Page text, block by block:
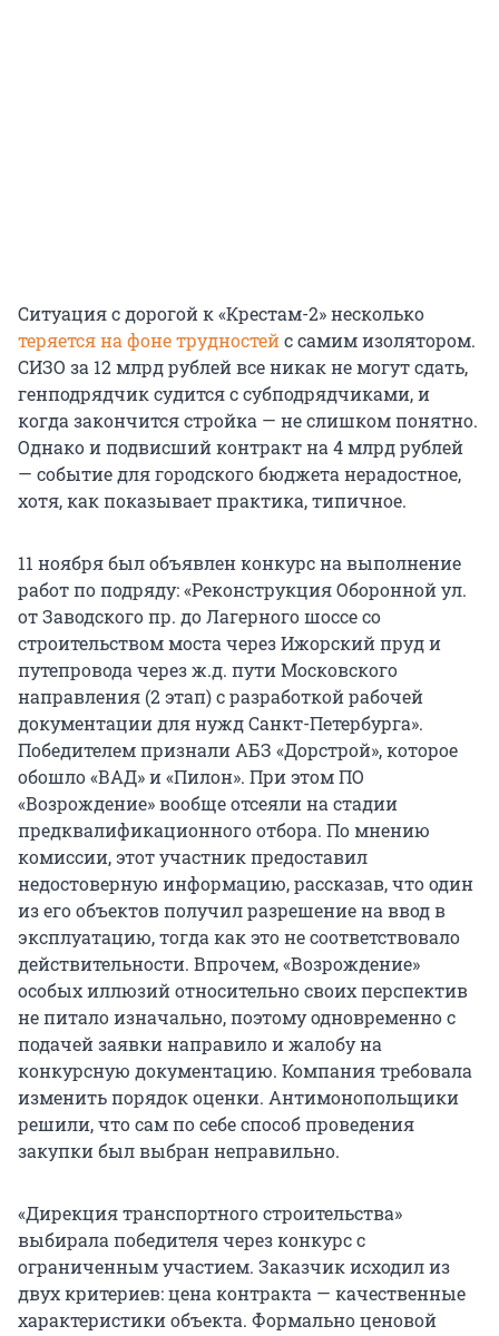
Ситуация с дорогой к «Крестам-2» несколько
теряется на фоне трудностейс самим изолятором.
СИЗО за 12 млрд рублей все никак не могут сдать,
генподрядчик судится с субподрядчиками, и
когда закончится стройка — не слишком понятно.
Однако и подвисший контракт на 4 млрд рублей
— событие для городского бюджета нерадостное,
хотя, как показывает практика, типичное.
11 ноября был объявлен конкурс на выполнение
работ по подряду: «Реконструкция Оборонной ул.
от Заводского пр. до Лагерного шоссе со
строительством моста через Ижорский пруд и
путепровода через ж.д. пути Московского
направления (2 этап) с разработкой рабочей
документации для нужд Санкт-Петербурга».
Победителем признали АБЗ «Дорстрой», которое
обошло «ВАД» и «Пилон». При этом ПО
«Возрождение» вообще отсеяли на стадии
предквалификационного отбора. По мнению
комиссии, этот участник предоставил
недостоверную информацию, рассказав, что один
из его объектов получил разрешение на ввод в
эксплуатацию, тогда как это не соответствовало
действительности. Впрочем, «Возрождение»
особых иллюзий относительно своих перспектив
не питало изначально, поэтому одновременно с
подачей заявки направило и жалобу на
конкурсную документацию. Компания требовала
изменить порядок оценки. Антимонопольщики
решили, что сам по себе способ проведения
закупки был выбран неправильно.
«Дирекция транспортного строительства»
выбирала победителя через конкурс с
ограниченным участием. Заказчик исходил из
двух критериев: цена контракта — качественные
характеристики объекта. Формально ценовой